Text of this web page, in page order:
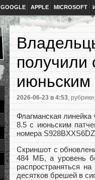
GOOGLE APPLE MICROSOFT
получили
июньским
2026-06-23 в 4:53, рубрики:
Флагманская
8.5 с июньским
номера
Скриншот с
484 МБ, а уровень
распространяться
десятков брешей в